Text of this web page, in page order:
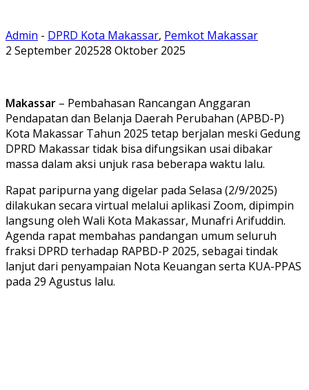
Admin - DPRD Kota Makassar, Pemkot Makassar
2 September 202528 Oktober 2025
Makassar – Pembahasan Rancangan Anggaran
Pendapatan dan Belanja Daerah Perubahan (APBD-P)
Kota Makassar Tahun 2025 tetap berjalan meski Gedung
DPRD Makassar tidak bisa difungsikan usai dibakar
massa dalam aksi unjuk rasa beberapa waktu lalu.
Rapat paripurna yang digelar pada Selasa (2/9/2025)
dilakukan secara virtual melalui aplikasi Zoom, dipimpin
langsung oleh Wali Kota Makassar, Munafri Arifuddin.
Agenda rapat membahas pandangan umum seluruh
fraksi DPRD terhadap RAPBD-P 2025, sebagai tindak
lanjut dari penyampaian Nota Keuangan serta KUA-PPAS
pada 29 Agustus lalu.